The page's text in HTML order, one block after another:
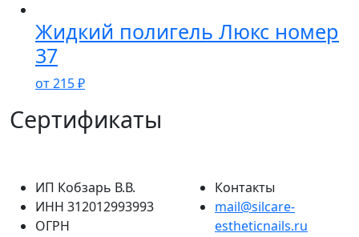
Жидкий полигель Люкс номер
37
от215₽
Сертификаты
ИП Кобзарь В.В.
ИНН 312012993993
ОГРН
Контакты
mail@silcare-
estheticnails.ru